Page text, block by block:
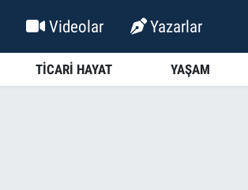
Videolar Yazarlar
TİCARİ HAYAT YAŞAM